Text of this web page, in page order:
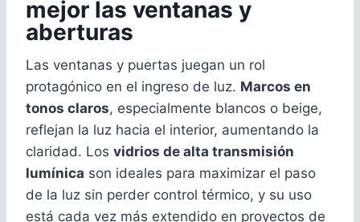
mejor las ventanas y
aberturas
Las ventanas y puertas juegan un rol
protagónico en el ingreso de luz. Marcos en
tonos claros, especialmente blancos o beige,
reflejan la luz hacia el interior, aumentando la
claridad. Los vidrios de alta transmisión
lumínica son ideales para maximizar el paso
de la luz sin perder control térmico, y su uso
está cada vez más extendido en proyectos de